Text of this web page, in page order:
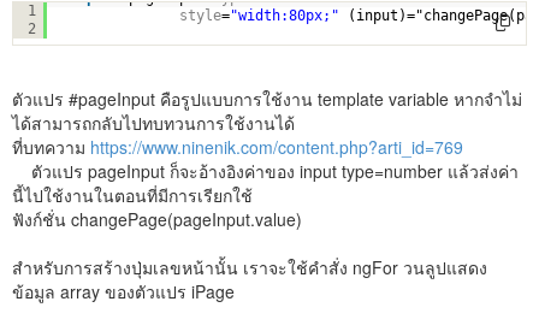
1
2
style="width:80px;"
ตัวแปร #pageInput คือรูปแบบการใช้งาน template variable หากจำไม่
ได้สามารถกลับไปทบทวนการใช้งานได้
ที่บทความ https://www.ninenik.com/content.php?arti_id=769
ตัวแปร pageInput ก็จะอ้างอิงค่าของ input type=number แล้วส่งค่า
นี้ไปใช้งานในตอนที่มีการเรียกใช้
ฟังก์ชั่น changePage(pageInput.value)
สำหรับการสร้างปุ่มเลขหน้านั้น เราจะใช้คำสั่ง ngFor วนลูปแสดง
ข้อมูล array ของตัวแปร iPage